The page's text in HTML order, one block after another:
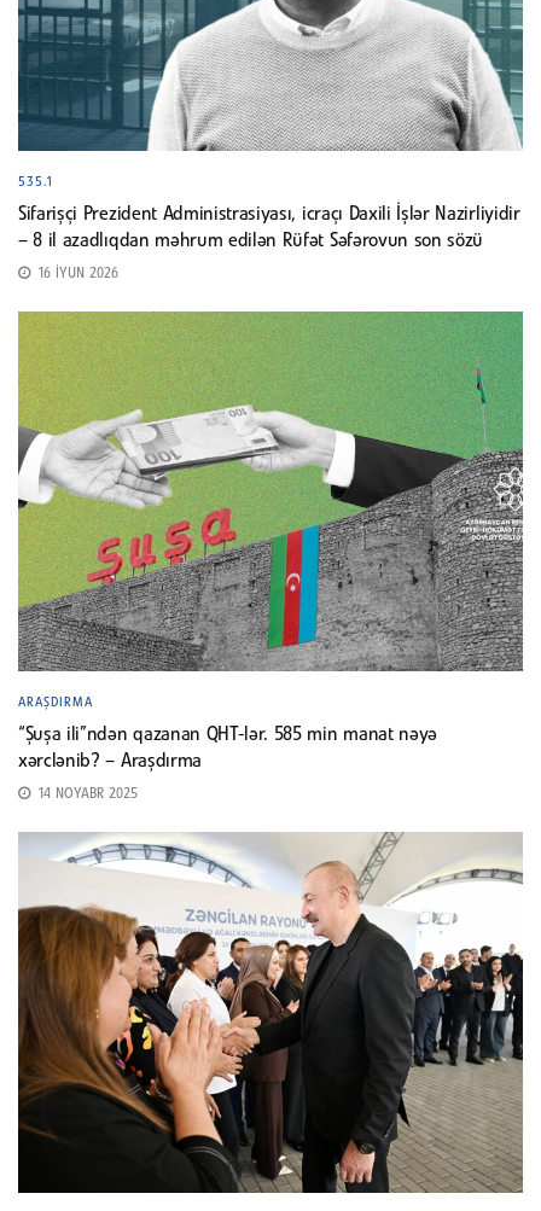
535.1
Sifarişçi Prezident Administrasiyası, icraçı Daxili İşlər Nazirliyidir
– 8 il azadlıqdan məhrum edilən Rüfət Səfərovun son sözü
16 İYUN 2026
ARAŞDIRMA
“Şuşa ili”ndən qazanan QHT-lər. 585 min manat nəyə
xərclənib? – Araşdırma
14 NOYABR 2025